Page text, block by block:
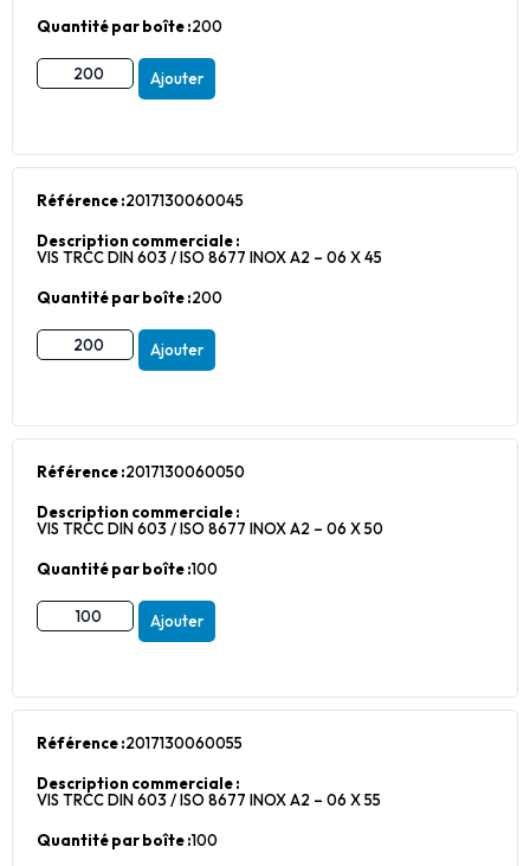
Quantité par boîte :200
Ajouter
Référence :2017130060045
Description commerciale :
VIS TRCC DIN 603 / ISO 8677 INOX A2 – 06 X 45
Quantité par boîte :200
Ajouter
Référence :2017130060050
Description commerciale :
VIS TRCC DIN 603 / ISO 8677 INOX A2 – 06 X 50
Quantité par boîte :100
Ajouter
Référence :2017130060055
Description commerciale :
VIS TRCC DIN 603 / ISO 8677 INOX A2 – 06 X 55
Quantité par boîte :100